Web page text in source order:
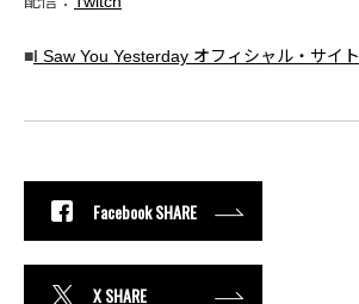
■I Saw You Yesterday オフィシャル・サイト
Facebook SHARE
X SHARE